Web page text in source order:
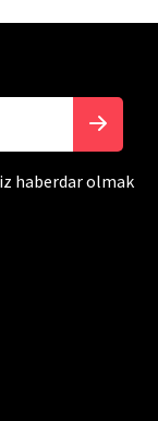
haberdar olmak